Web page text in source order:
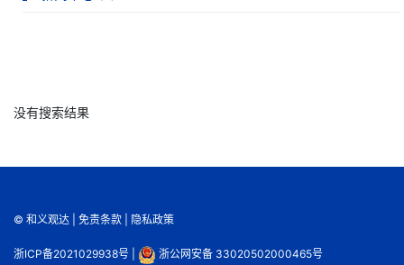
没有搜索结果
© 和义观达 | 免责条款 隐私政策
浙ICP备2021029938号 浙公网安备 33020502000465号